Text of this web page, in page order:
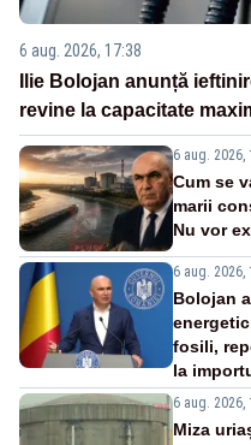
6 aug. 2026, 17:38
Ilie Bolojan anunță
revine la capacitate
6 aug. 2026,
Cum se
marii
Nu vor
6 aug. 2026,
Bolojan
fosili,
la
6 aug. 2026,
Miza